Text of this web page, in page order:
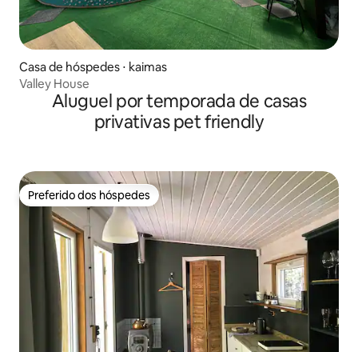
Casa de hóspedes ⋅ kaimas
Valley House
Aluguel por temporada de casas
privativas pet friendly
Preferido dos hóspedes
Preferido dos hóspedes